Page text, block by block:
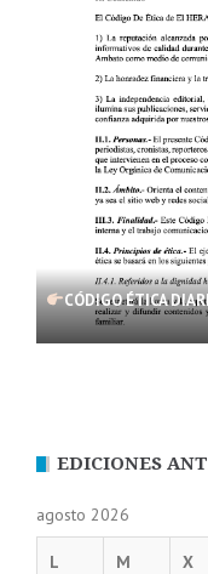
CÓDIGO ÉTICA
EDICIONES
agosto 2026
L M X